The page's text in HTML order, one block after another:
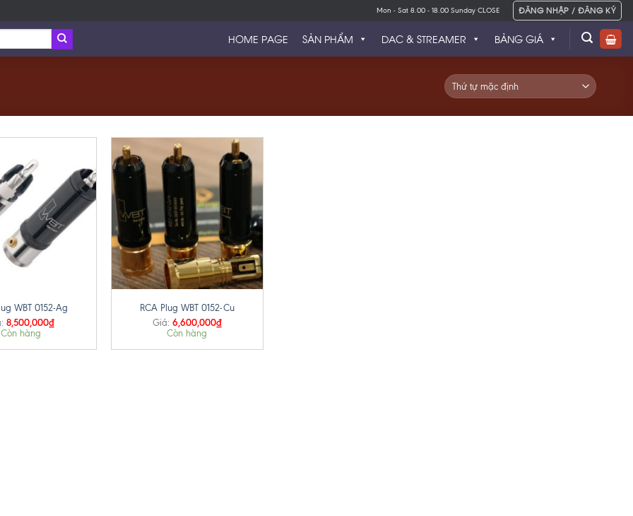
Mon - Sat 8.00 - 18.00 Sunday CLOSE ĐĂNG NHẬP / ĐĂNG KÝ
HOME PAGE SẢN PHẨM BẢNG GIÁ
DAC & STREAMER
WBT 0152-Ag
8,500,000₫
Còn hàng
+
RCA Plug WBT 0152-Cu
Giá: 6,600,000₫
Còn hàng